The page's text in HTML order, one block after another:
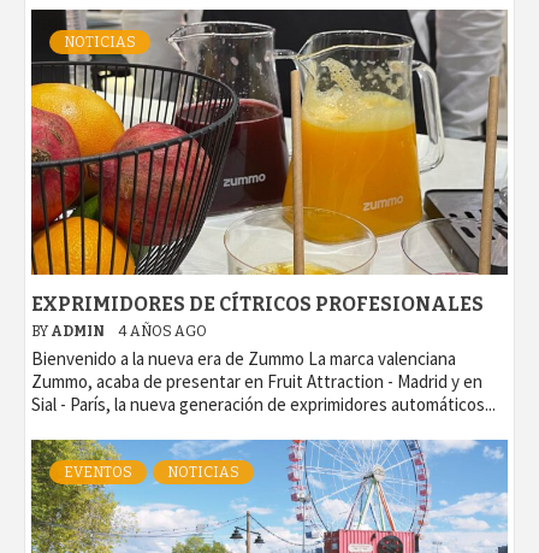
NOTICIAS
EXPRIMIDORES DE CÍTRICOS PROFESIONALES
BY ADMIN 4 AÑOS AGO
Bienvenido a la nueva era de Zummo La marca valenciana
Zummo, acaba de presentar en Fruit Attraction - Madrid y en
Sial - París, la nueva generación de exprimidores automáticos...
EVENTOS NOTICIAS